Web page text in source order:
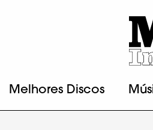
Melhores Discos